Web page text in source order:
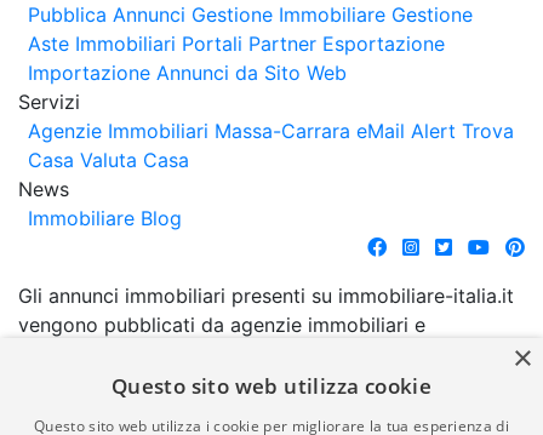
Pubblica Annunci Gestione Immobiliare Gestione
Aste Immobiliari Portali Partner Esportazione
Importazione Annunci da Sito Web
Servizi
Agenzie Immobiliari Massa-Carrara eMail Alert Trova
Casa Valuta Casa
News
Immobiliare Blog
Gli annunci immobiliari presenti su immobiliare-italia.it
vengono pubblicati da agenzie immobiliari e
comporta l'approvazione o l'avallo da parte di
×
Questo sito web utilizza cookie
Questo sito web utilizza i cookie per migliorare la tua esperienza di